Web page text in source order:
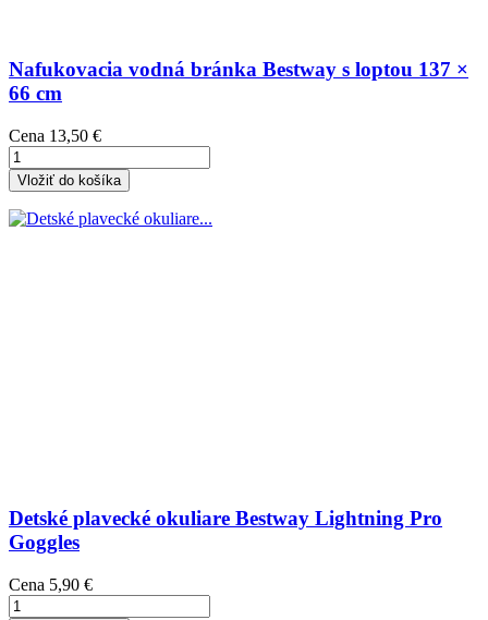
Nafukovacia vodná bránka Bestway s loptou 137 ×
66 cm
Cena 13,50 €
Vložiť do košíka
Detské plavecké okuliare Bestway Lightning Pro
Goggles
Cena 5,90 €